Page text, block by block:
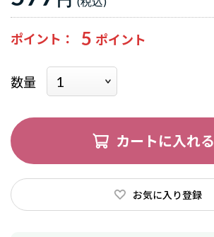
ポイント 5
数量
カートに入れる
お気に入り登録